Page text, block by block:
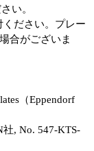
い。
ださい。プレー
合がございま
（Eppendorf
社, No. 547-KTS-